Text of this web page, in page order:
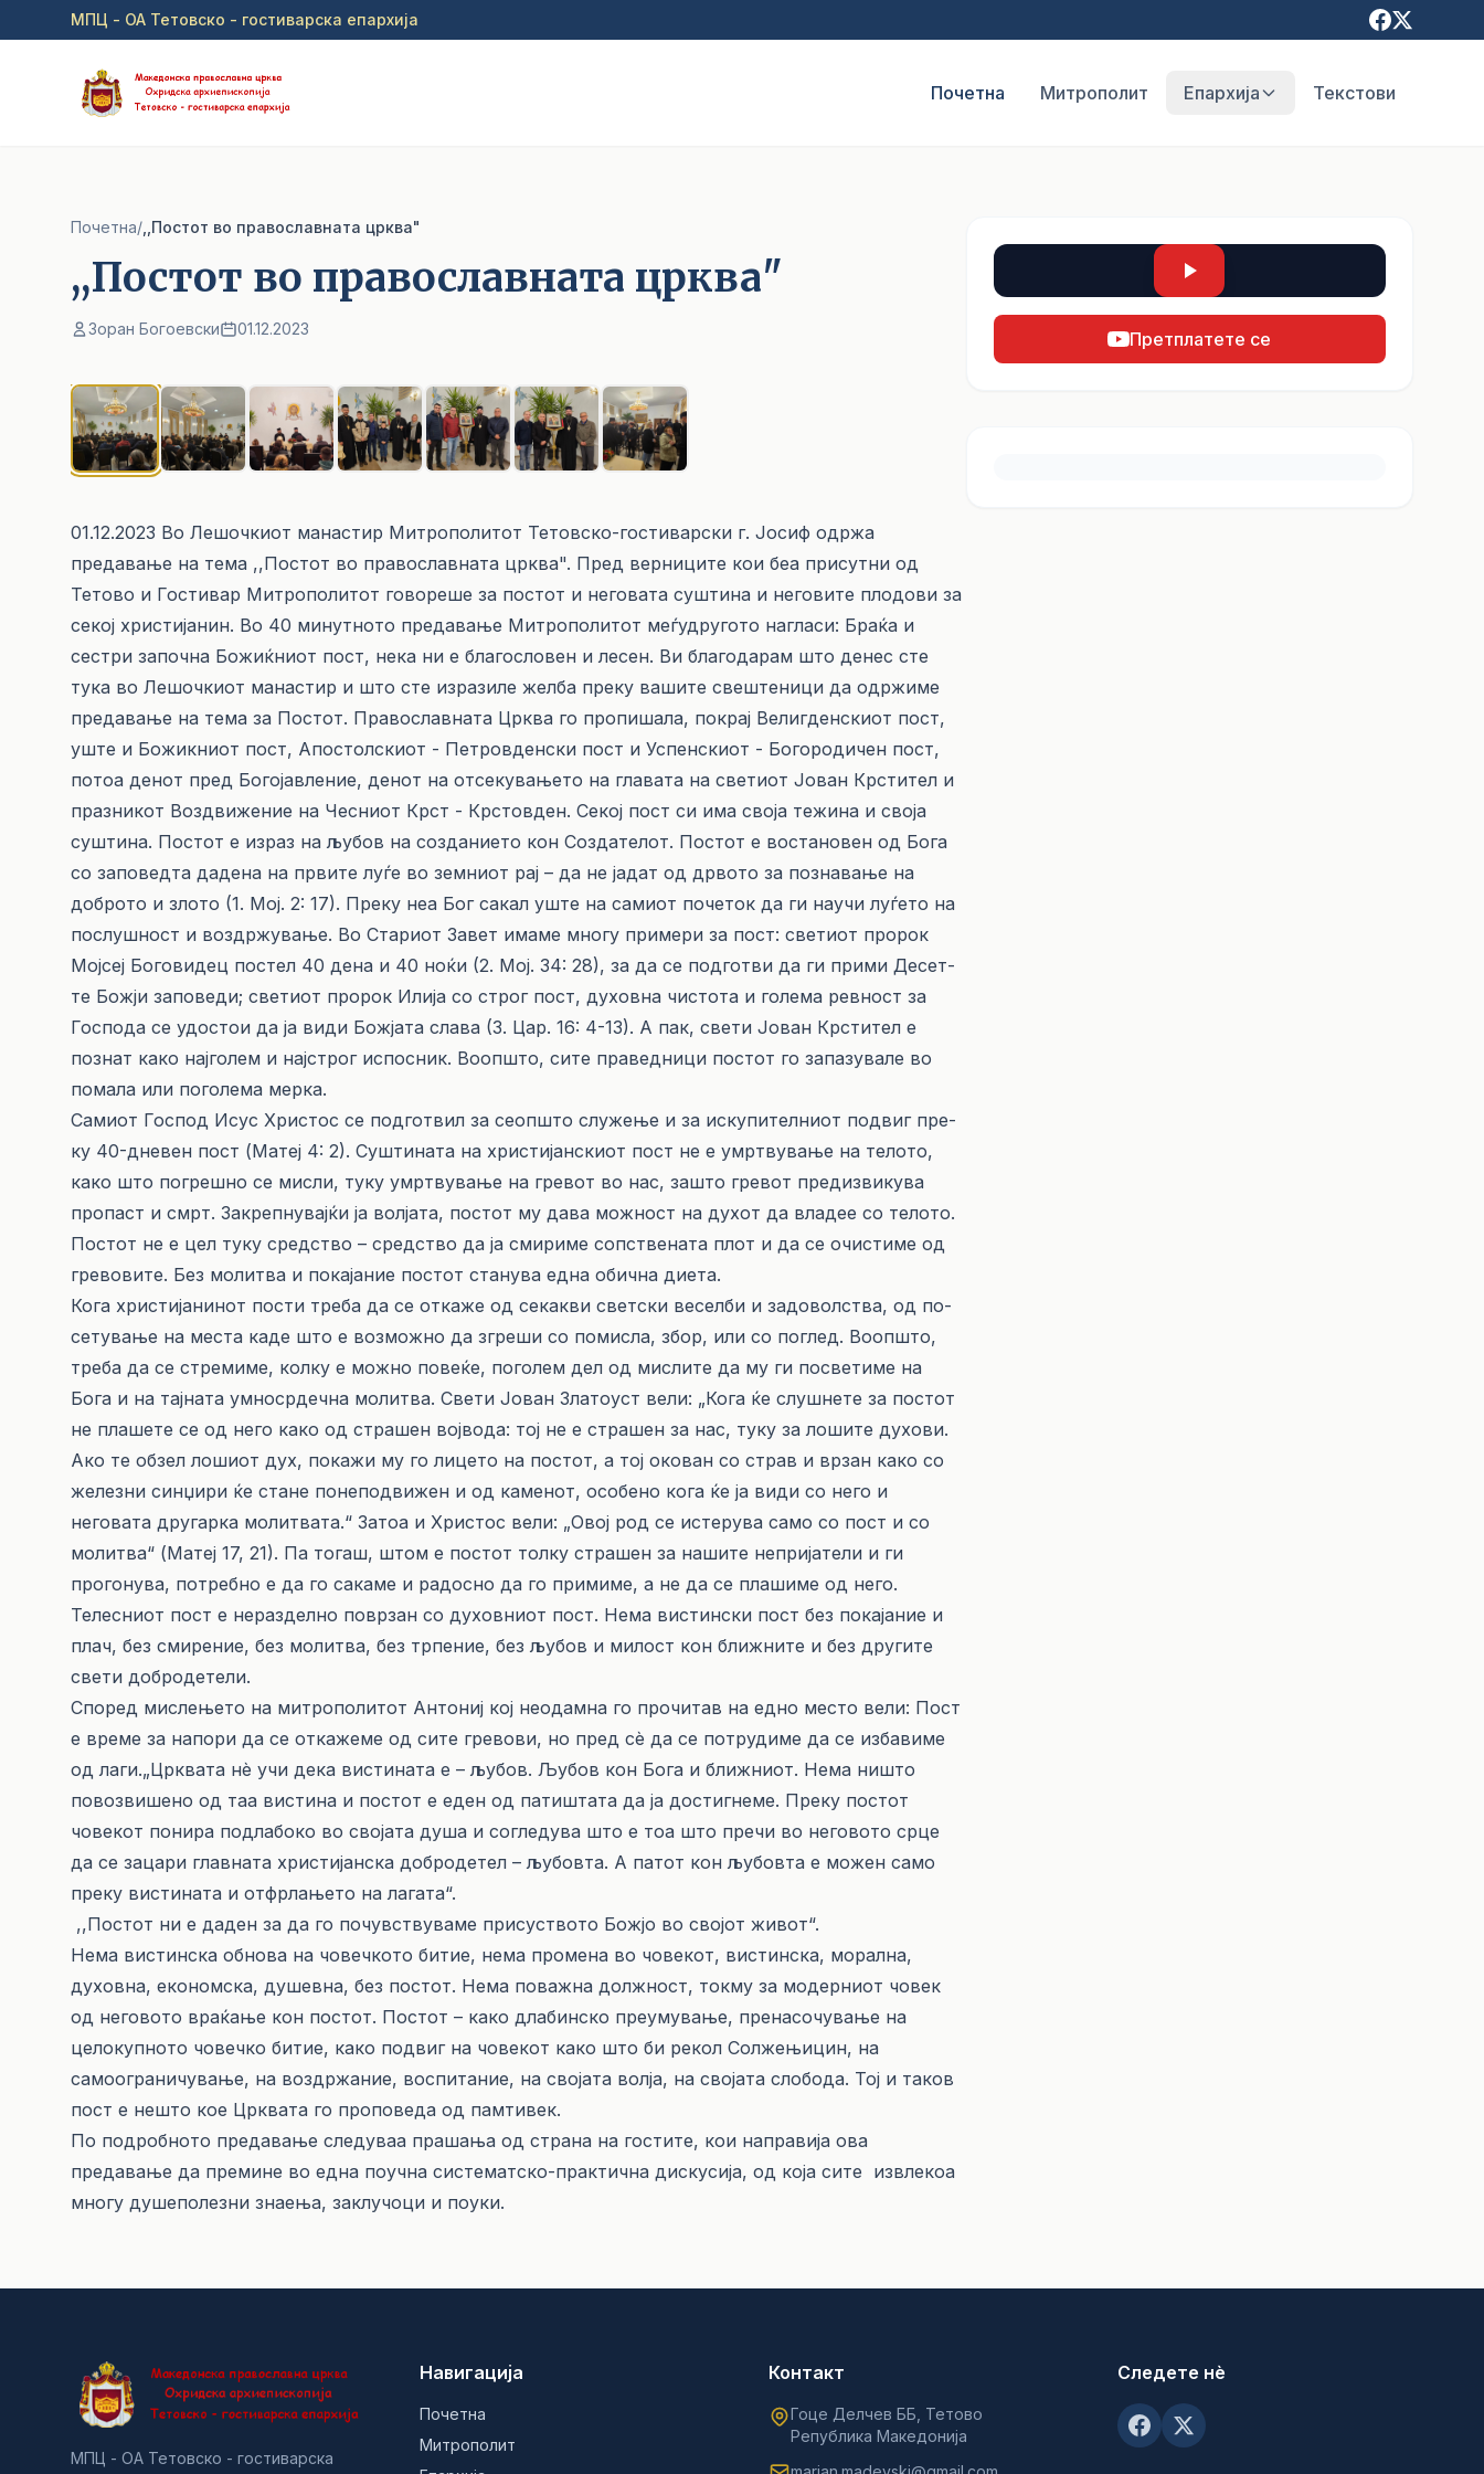
Прејди на главна содржина
МПЦ - ОА Тетовско - гостиварска епархија
Почетна Митрополит Епархија Текстови
Почетна/ ,,Постот во православната црква"
,,Постот во православната црква"
Зоран Богоевски 01.12.2023
01.12.2023 Во Лешочкиот манастир Митрополитот Тетовско-гостиварски г. Јосиф одржа
предавање на тема ,,Постот во православната црква". Пред верниците кои беа присутни од
Тетово и Гостивар Митрополитот говореше за постот и неговата суштина и неговите плодови за
секој христијанин. Во 40 минутното предавање Митрополитот меѓудругото нагласи: Браќа и
сестри започна Божиќниот пост, нека ни е благословен и лесен. Ви благодарам што денес сте
тука во Лешочкиот манастир и што сте изразиле желба преку вашите свештеници да одржиме
предавање на тема за Постот. Православната Црква го пропишала, покрај Велигденскиот пост,
уште и Божикниот пост, Апостолскиот - Петровденски пост и Успенскиот - Богородичен пост,
потоа денот пред Богојавление, денот на отсекувањето на главата на светиот Јован Крстител и
празникот Воздвижение на Чесниот Крст - Крстовден. Секој пост си има своја тежина и своја
суштина. Постот е израз на љубов на созданието кон Создателот. Постот е востановен од Бога
со запо­ведта да­дена на првите луѓе во земниот рај – да не јадат од дрвото за познавање на
доброто и злото (1. Мој. 2: 17). Преку неа Бог сакал уште на самиот почеток да ги научи луѓето на
послушност и воздржување. Во Стариот Завет имаме многу примери за пост: све­тиот пророк
Мојсеј Боговидец постел 40 де­­на и 40 но­ќи (2. Мој. 34: 28), за да се подготви да ги прими Де­сет­
те Божји заповеди; светиот пророк Или­ја со строг пост, духовна чистота и голема рев­ност за
Господа се удостои да ја види Божјата сла­ва (3. Цар. 16: 4-13). А пак, свети Јован Крс­ти­тел е
познат како најголем и најстрог испосник. Во­општо, сите праведници постот го запазувале во
помала или поголема мерка.
Самиот Господ Исус Христос се подготвил за се­оп­што служење и за искупителниот подвиг пре­
ку 40-дне­вен пост (Матеј 4: 2). Суштината на христијанскиот пост не е умртву­вање на телото,
како што погрешно се мисли, туку умртву­ва­ње на гревот во нас, зашто гревот предиз­ви­кува
пропаст и смрт. Закрепнувајќи ја волјата, пос­тот му дава мож­ност на духот да владее со телото.
Постот не е цел туку средство – средство да ја смириме сопствената плот и да се очистиме од
гревовите. Без молитва и покајание постот станува една обична диета.
Кога христијанинот пости треба да се откаже од се­­как­ви светски веселби и задоволства, од по­
се­ту­ва­ње на мес­та каде што е возможно да згреши со по­мис­ла, збор, или со поглед. Воопшто,
треба да се стре­миме, колку е мож­но повеќе, поголем дел од мис­лите да му ги пос­ве­ти­ме на
Бога и на тајната ум­но­срдечна молитва. Свети Јован Златоуст вели: „Кога ќе слушнете за постот
не плашете се од него како од страшен војвода: тој не е страшен за нас, туку за лошите духови.
Ако те обзел лошиот дух, покажи му го лицето на постот, а тој окован со страв и врзан како со
железни синџири ќе стане понеподвижен и од каменот, особено кога ќе ја види со него и
неговата другарка молитвата.“ Затоа и Христос вели: „Овој род се истерува само со пост и со
молитва“ (Матеј 17, 21). Па тогаш, штом е постот толку страшен за нашите непријатели и ги
прогонува, потребно е да го сакаме и радосно да го примиме, а не да се плашиме од него.
Телесниот пост е неразделно поврзан со духовниот пост. Нема вистински пост без покајание и
плач, без смирение, без молитва, без трпение, без љубов и милост кон ближните и без другите
свети добродетели.
Според мислењето на митрополитот Антониј кој неодамна го прочитав на едно место вели: Пост
е време за напори да се откажеме од сите гревови, но пред сѐ да се потрудиме да се избавиме
од лаги.„Црквата нѐ учи дека вистината е – љубов. Љубов кон Бога и ближниот. Нема ништо
повозвишено од таа вистина и постот е еден од патиштата да ја достигнеме. Преку постот
човекот понира подлабоко во својата душа и согледува што е тоа што пречи во неговото срце
да се зацари главната христијанска добродетел – љубовта. А патот кон љубовта е можен само
преку вистината и отфрлањето на лагата“.
,,Постот ни е даден за да го почувствуваме присуството Божјо во својот живот“.
Нема вистинска обнова на човечкото битие, нема промена во човекот, вистинска, морална,
духовна, економска, душевна, без постот. Нема поважна должност, токму за модерниот човек
од неговото враќање кон постот. Постот – како длабинско преумување, пренасочување на
целокупното човечко битие, како подвиг на човекот како што би рекол Солжењицин, на
самоограничување, на воздржание, воспитание, на својата волја, на својата слобода. Тој и таков
пост е нешто кое Црквата го проповеда од памтивек.
По подробното предавање следуваа прашања од страна на гостите, кои направија ова
предавање да премине во една поучна систематско-практична дискусија, од која сите извлекоа
многу душеполезни знаења, заклучоци и поуки.
Претплатете се
МПЦ - ОА Тетовско - гостиварска
Навигација
Почетна
Митрополит
Контакт
Гоце Делчев ББ, Тетово
Република Македонија
Следете нè